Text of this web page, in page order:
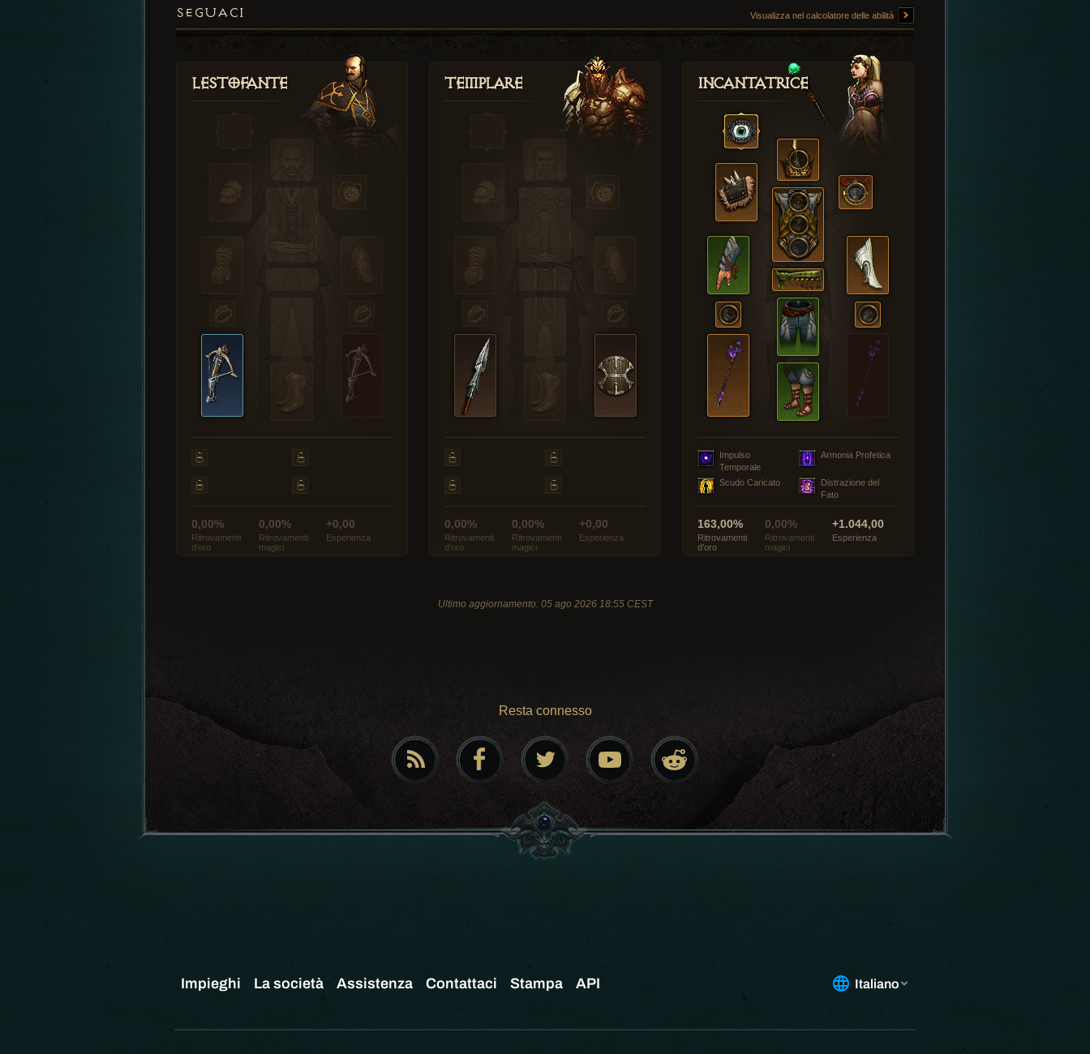
SEGUACI Visualizza nel calcolatore delle abilità
Lestofante
0,00%
Ritrovamenti
d’oro
0,00%
Ritrovamenti
magici
+0,00
Esperienza
Templare
0,00%
Ritrovamenti
d’oro
0,00%
Ritrovamenti
magici
+0,00
Esperienza
Incantatrice
Impulso
Temporale
Armonia Profetica
Scudo Caricato
Distrazione del
Fato
163,00%
Ritrovamenti
d’oro
0,00%
Ritrovamenti
magici
+1.044,00
Esperienza
Ultimo aggiornamento: 05 ago 2026 18:55 CEST
Resta connesso